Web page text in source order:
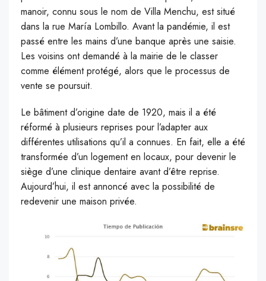
manoir, connu sous le nom de Villa Menchu, est situé
dans la rue María Lombillo. Avant la pandémie, il est
passé entre les mains d’une banque après une saisie.
Les voisins ont demandé à la mairie de le classer
comme élément protégé, alors que le processus de
vente se poursuit.
Le bâtiment d’origine date de 1920, mais il a été
réformé à plusieurs reprises pour l’adapter aux
différentes utilisations qu’il a connues. En fait, elle a été
transformée d’un logement en locaux, pour devenir le
siège d’une clinique dentaire avant d’être reprise.
Aujourd’hui, il est annoncé avec la possibilité de
redevenir une maison privée.